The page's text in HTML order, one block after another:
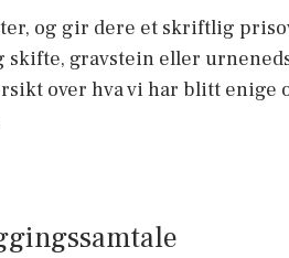
og gir dere et skriftlig
gravstein eller
over hva vi har blitt enige